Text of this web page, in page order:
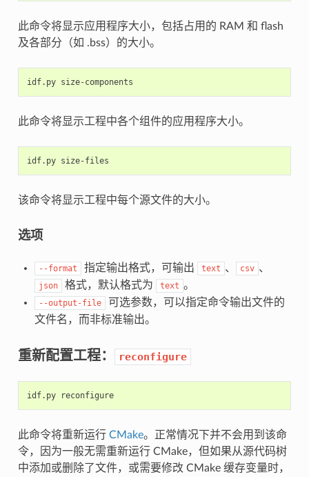
此命令将显示应用程序大小，包括占用的 RAM 和 flash
及各部分（如 .bss）的大小。
idf.py
此命令将显示工程中各个组件的应用程序大小。
idf.py
该命令将显示工程中每个源文件的大小。
选项
--format 指定输出格式，可输出 text 、 csv 、
json 格式，默认格式为 text 。
--output-file
可选参数，可以指定命令输出文件的
文件名，而非标准输出。
重新配置工程： reconfigure
idf.py reconfigure
此命令将重新运行 CMake。正常情况下并不会用到该命
令，因为一般无需重新运行 CMake，但如果从源代码树
中添加或删除了文件，或需要修改 CMake 缓存变量时，